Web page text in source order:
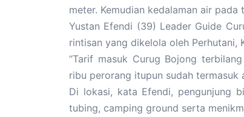
meter. Kemudian kedalaman air
Yustan Efendi (39) Leader Guide
rintisan yang dikelola oleh Perhutani,
“Tarif masuk Curug Bojong
ribu perorang itupun sudah termasuk
Di lokasi, kata Efendi, pengunjung
tubing, camping ground serta